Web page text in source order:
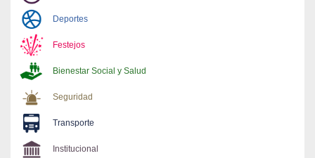
Deportes
Festejos
Bienestar Social y Salud
Seguridad
Transporte
Institucional